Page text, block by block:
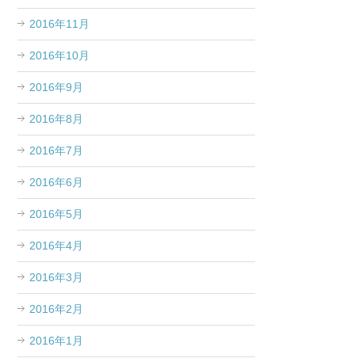
2016年11月
2016年10月
2016年9月
2016年8月
2016年7月
2016年6月
2016年5月
2016年4月
2016年3月
2016年2月
2016年1月